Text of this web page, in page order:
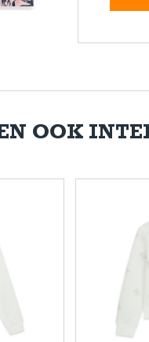
OOK